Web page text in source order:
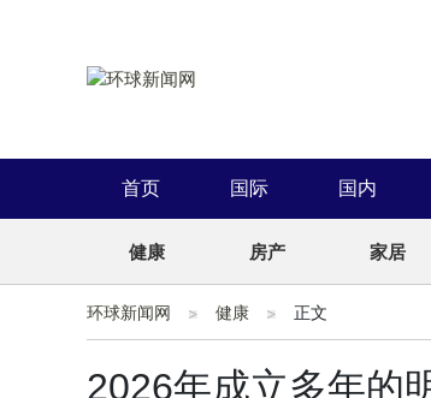
首页 国际 国内
健康 房产 家居
环球新闻网 健康 正文
2026年成立多年的